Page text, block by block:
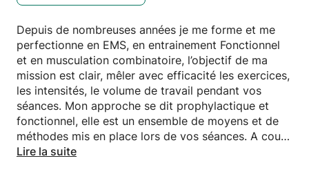
Depuis de nombreuses années je me forme et me
perfectionne en EMS, en entrainement Fonctionnel
et en musculation combinatoire, l’objectif de ma
mission est clair, mêler avec efficacité les exercices,
les intensités, le volume de travail pendant vos
séances. Mon approche se dit prophylactique et
fonctionnel, elle est un ensemble de moyens et de
méthodes mis en place lors de vos séances. A court,
moyen, long terme votre progression est constante,
Lire la suite